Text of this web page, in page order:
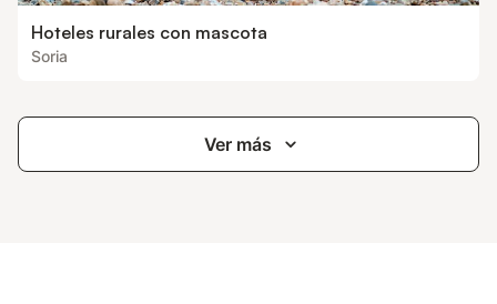
Hoteles rurales con mascota
Soria
Ver más